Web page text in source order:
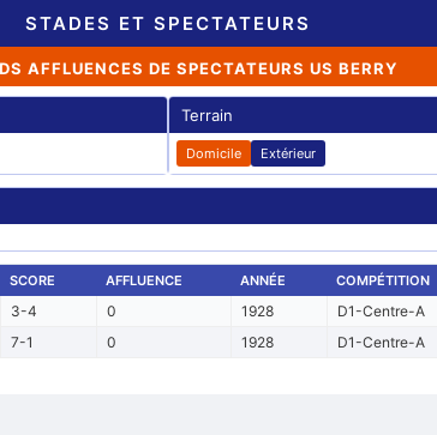
STADES ET SPECTATEURS
AFFLUENCES DE SPECTATEURS US BERRY
Terrain
Domicile Extérieur
SCORE AFFLUENCE ANNÉE COMPÉTITION
3-4 0 1928
D1-Centre-A
7-1 0 1928 D1-Centre-A